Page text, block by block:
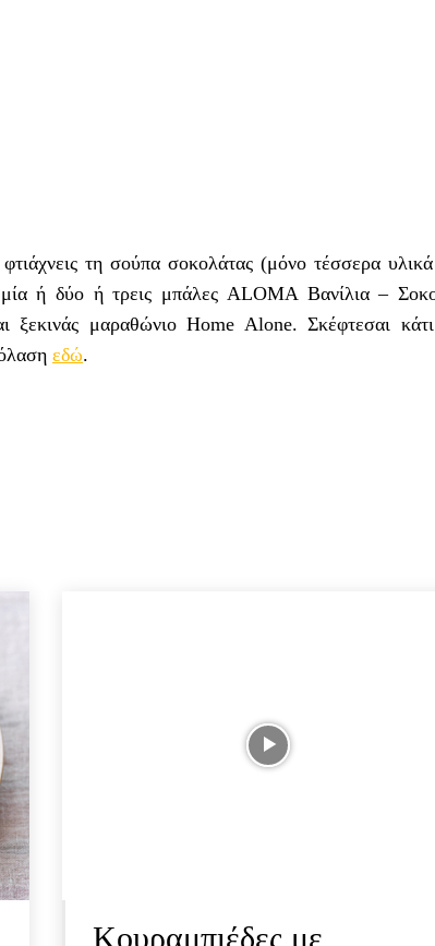
τη σούπα σοκολάτας (μόνο τέσσερα υλικά
μία ή δύο ή τρεις μπάλες ALOMA Βανίλια –
ξεκινάς μαραθώνιο Home Alone. Σκέφτεσαι
εδώ.
Κουραμπιέδες με